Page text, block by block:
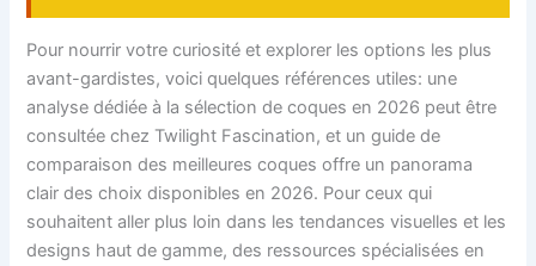
Pour nourrir votre curiosité et explorer les options les plus
avant-gardistes, voici quelques références utiles: une
analyse dédiée à la sélection de coques en 2026 peut être
consultée chez Twilight Fascination, et un guide de
comparaison des meilleures coques offre un panorama
clair des choix disponibles en 2026. Pour ceux qui
souhaitent aller plus loin dans les tendances visuelles et les
designs haut de gamme, des ressources spécialisées en